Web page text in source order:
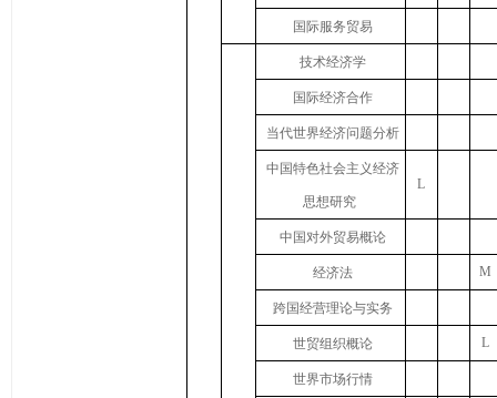
国际服务贸易
技术经济学
国际经济合作
当代世界经济问题分析
中国特色社会主义经济
思想研究
L
中国对外贸易概论
经济法 M
跨国经营理论与实务
世贸组织概论 L
世界市场行情